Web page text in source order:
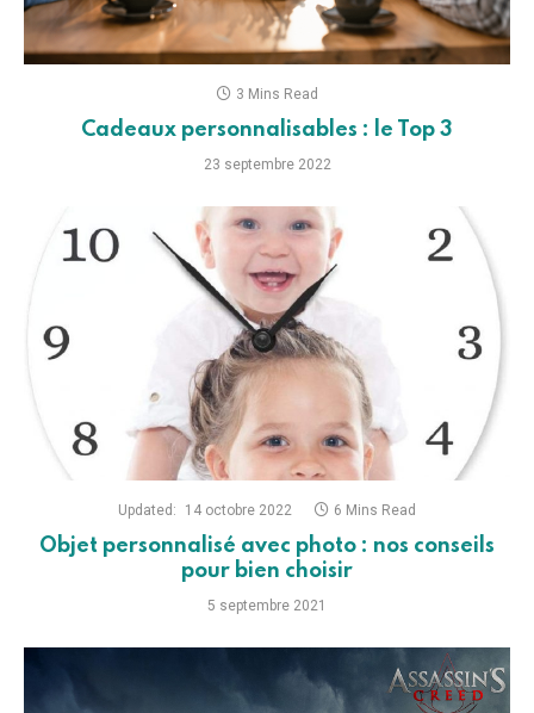
3 Mins Read
Cadeaux personnalisables : le Top 3
23 septembre 2022
Updated: 14 octobre 2022 6 Mins Read
Objet personnalisé avec photo : nos conseils
pour bien choisir
5 septembre 2021